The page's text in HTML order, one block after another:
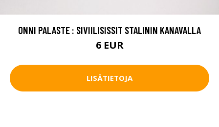
ONNI PALASTE : SIVIILISISSIT STALININ KANAVALLA
6 EUR
LISÄTIETOJA